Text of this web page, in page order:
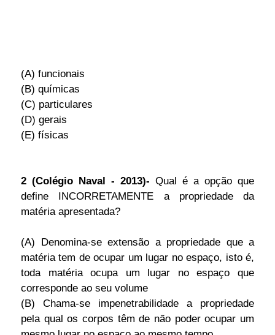
(A) funcionais
(B) químicas
(C) particulares
(D) gerais
(E) físicas
2 (Colégio Naval - 2013)- Qual é a opção que
define INCORRETAMENTE a propriedade da
matéria apresentada?
(A) Denomina-se extensão a propriedade que a
matéria tem de ocupar um lugar no espaço, isto é,
toda matéria ocupa um lugar no espaço que
corresponde ao seu volume
(B) Chama-se impenetrabilidade a propriedade
pela qual os corpos têm de não poder ocupar um